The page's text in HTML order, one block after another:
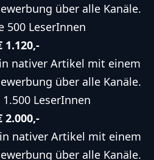
über alle Kanäle.
500 LeserInnen
1.120,-
nativer Artikel mit einem
über alle Kanäle.
LeserInnen
2.000,-
nativer Artikel mit einem
über alle Kanäle.